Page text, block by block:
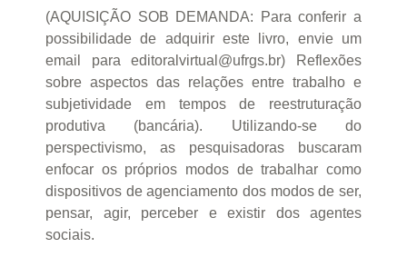
(AQUISIÇÃO SOB DEMANDA: Para conferir a
possibilidade de adquirir este livro, envie um
email para editoralvirtual@ufrgs.br) Reflexões
sobre aspectos das relações entre trabalho e
subjetividade em tempos de reestruturação
produtiva (bancária). Utilizando-se do
perspectivismo, as pesquisadoras buscaram
enfocar os próprios modos de trabalhar como
dispositivos de agenciamento dos modos de ser,
pensar, agir, perceber e existir dos agentes
sociais.